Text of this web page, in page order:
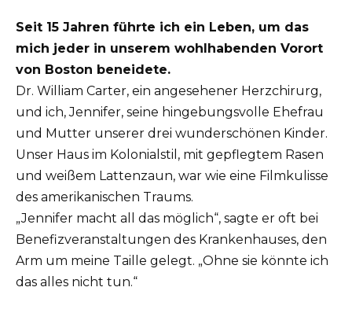
Seit 15 Jahren führte ich ein Leben, um das
mich jeder in unserem wohlhabenden Vorort
von Boston beneidete.
Dr. William Carter, ein angesehener Herzchirurg,
und ich, Jennifer, seine hingebungsvolle Ehefrau
und Mutter unserer drei wunderschönen Kinder.
Unser Haus im Kolonialstil, mit gepflegtem Rasen
und weißem Lattenzaun, war wie eine Filmkulisse
des amerikanischen Traums.
„Jennifer macht all das möglich“, sagte er oft bei
Benefizveranstaltungen des Krankenhauses, den
Arm um meine Taille gelegt. „Ohne sie könnte ich
das alles nicht tun.“